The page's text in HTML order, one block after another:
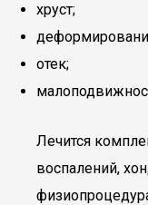
хруст;
отек;
Лечится
воспалений,